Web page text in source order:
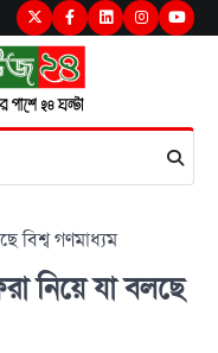
TwitterFacebook
LinkedInInstagram
বিশ্ব গণমাধ্যম
নিয়ে যা বলছে